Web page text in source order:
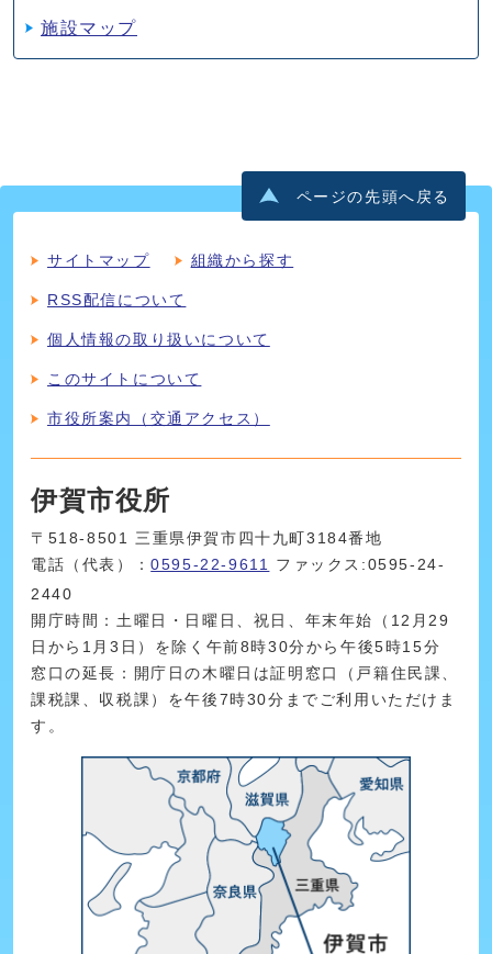
施設マップ
ページの先頭へ戻る
サイトマップ 組織から探す
RSS配信について
個人情報の取り扱いについて
このサイトについて
市役所案内（交通アクセス）
伊賀市役所
〒518-8501 三重県伊賀市四十九町3184番地
電話（代表）：0595-22-9611
ファックス:0595-24-
2440
開庁時間：土曜日・日曜日、祝日、年末年始（12月29
日から1月3日）を除く午前8時30分から午後5時15分
窓口の延長：開庁日の木曜日は証明窓口（戸籍住民課、
課税課、収税課）を午後7時30分までご利用いただけま
す。